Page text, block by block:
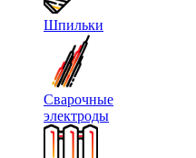
Шпильки
Сварочные
электроды